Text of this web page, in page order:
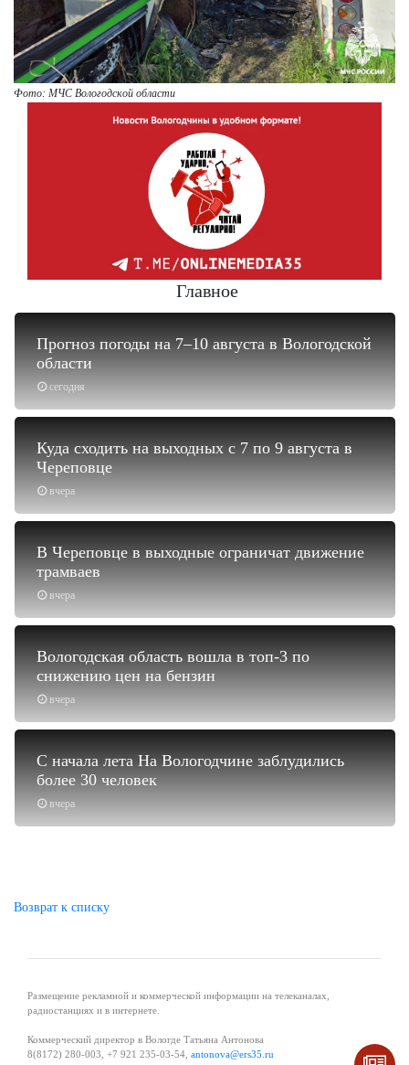
Фото: МЧС Вологодской области
Главное
сегодня
Прогноз погоды на 7–10 августа в Вологодской
области
вчера
Куда сходить на выходных с 7 по 9 августа в
Череповце
вчера
В Череповце в выходные ограничат движение
трамваев
вчера
Вологодская область вошла в топ-3 по
снижению цен на бензин
вчера
С начала лета На Вологодчине заблудились
более 30 человек
Возврат к списку
Размещение рекламной и коммерческой информации на телеканалах,
радиостанциях и в интернете.
Коммерческий директор в Вологде Татьяна Антонова
8(8172) 280-003, +7 921 235-03-54, antonova@ers35.ru